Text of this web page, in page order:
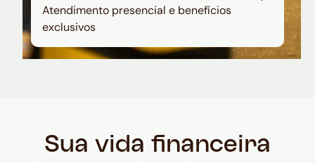
Atendimento presencial e benefícios
exclusivos
Sua vida financeira